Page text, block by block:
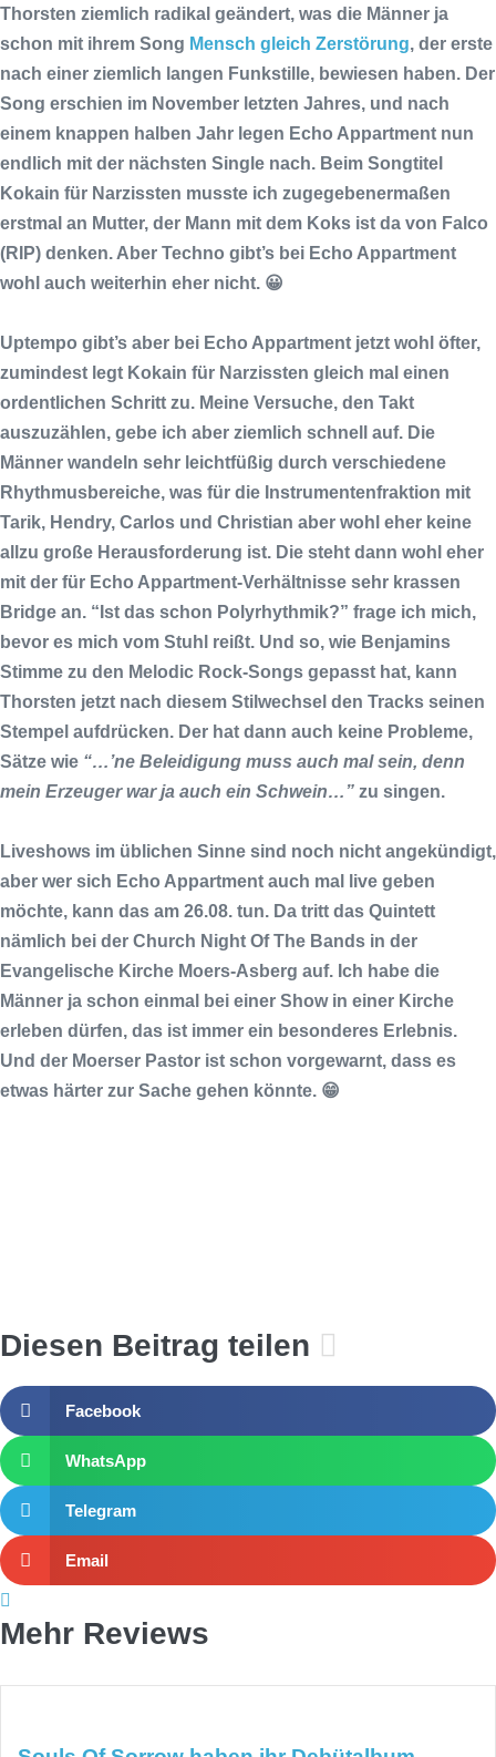
Thorsten ziemlich radikal geändert, was die Männer ja
schon mit ihrem Song Mensch gleich Zerstörung, der erste
nach einer ziemlich langen Funkstille, bewiesen haben. Der
Song erschien im November letzten Jahres, und nach
einem knappen halben Jahr legen Echo Appartment nun
endlich mit der nächsten Single nach. Beim Songtitel
Kokain für Narzissten musste ich zugegebenermaßen
erstmal an Mutter, der Mann mit dem Koks ist da von Falco
(RIP) denken. Aber Techno gibt’s bei Echo Appartment
wohl auch weiterhin eher nicht. 😀
Uptempo gibt’s aber bei Echo Appartment jetzt wohl öfter,
zumindest legt Kokain für Narzissten gleich mal einen
ordentlichen Schritt zu. Meine Versuche, den Takt
auszuzählen, gebe ich aber ziemlich schnell auf. Die
Männer wandeln sehr leichtfüßig durch verschiedene
Rhythmusbereiche, was für die Instrumentenfraktion mit
Tarik, Hendry, Carlos und Christian aber wohl eher keine
allzu große Herausforderung ist. Die steht dann wohl eher
mit der für Echo Appartment-Verhältnisse sehr krassen
Bridge an. “Ist das schon Polyrhythmik?” frage ich mich,
bevor es mich vom Stuhl reißt. Und so, wie Benjamins
Stimme zu den Melodic Rock-Songs gepasst hat, kann
Thorsten jetzt nach diesem Stilwechsel den Tracks seinen
Stempel aufdrücken. Der hat dann auch keine Probleme,
Sätze wie “…’ne Beleidigung muss auch mal sein, denn
mein Erzeuger war ja auch ein Schwein…” zu singen.
Liveshows im üblichen Sinne sind noch nicht angekündigt,
aber wer sich Echo Appartment auch mal live geben
möchte, kann das am 26.08. tun. Da tritt das Quintett
nämlich bei der Church Night Of The Bands in der
Evangelische Kirche Moers-Asberg auf. Ich habe die
Männer ja schon einmal bei einer Show in einer Kirche
erleben dürfen, das ist immer ein besonderes Erlebnis.
Und der Moerser Pastor ist schon vorgewarnt, dass es
etwas härter zur Sache gehen könnte. 😁
Diesen Beitrag teilen
Facebook
WhatsApp
Telegram
Email
Mehr Reviews